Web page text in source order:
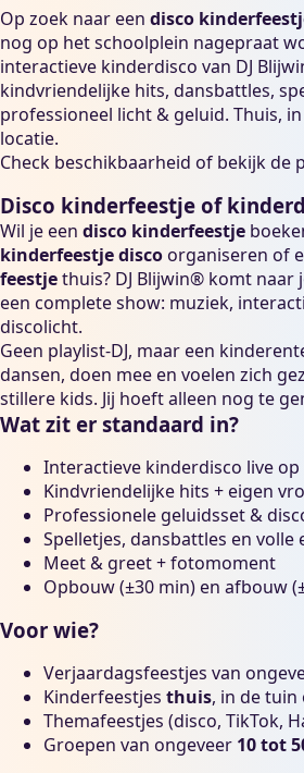
Op zoek naar een disco
nog op het schoolplein nagepraat
interactieve kinderdisco van DJ
kindvriendelijke hits, dansbattles,
professioneel licht & geluid. Thuis,
locatie.
Check beschikbaarheid of bekijk de
Disco kinderfeestje of
Wil je een disco kinderfeestje
kinderfeestje discoorganiseren of
feestjethuis? DJ Blijwin® komt naar
een complete show: muziek,
discolicht.
Geen playlist-DJ, maar een
dansen, doen mee en voelen zich
stillere kids. Jij hoeft alleen nog te
Wat zit er standaard in?
Interactieve kinderdisco live
Kindvriendelijke hits + eigen
Professionele geluidsset &
Spelletjes, dansbattles en volle
Meet & greet + fotomoment
Opbouw (±30 min) en afbouw
Voor wie?
Verjaardagsfeestjes van
Kinderfeestjes thuis, in de
Themafeestjes (disco, TikTok,
Groepen van ongeveer 10 tot